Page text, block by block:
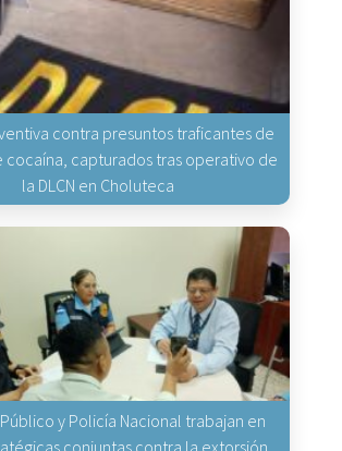
contra presuntos traficantes de
cocaína, capturados tras operativo de
la DLCN en Choluteca
y Policía Nacional trabajan en